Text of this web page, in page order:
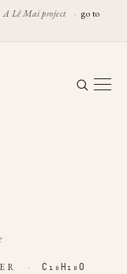
A Lê Mai project · go to
· C₁₀H₁₈O